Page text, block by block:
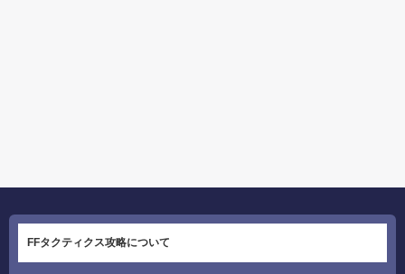
FFタクティクス攻略について